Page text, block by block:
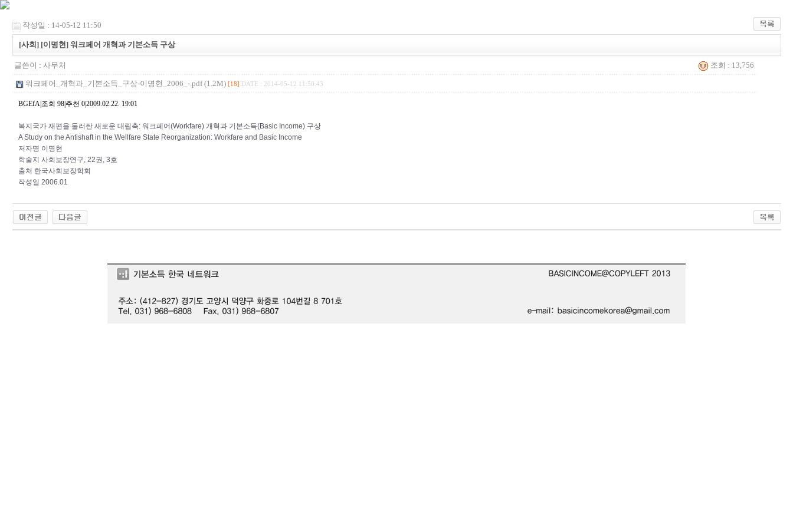
작성일 : 14-05-12 11:50
[사회] [이명현] 워크페어 개혁과 기본소득 구상
글쓴이 : 사무처 조회 : 13,756
워크페어_개혁과_기본소득_구상-이명현_2006_-.pdf (1.2M) [18] DATE : 2014-05-12 11:50:43
BGEfA|조회 98|추천 0|2009.02.22. 19:01
복지국가 재편을 둘러싼 새로운 대립축: 워크페어(Workfare) 개혁과 기본소득(Basic Income) 구상
A Study on the Antishaft in the Wellfare State Reorganization: Workfare and Basic Income
저자명 이명현
학술지 사회보장연구, 22권, 3호
출처 한국사회보장학회
작성일 2006.01